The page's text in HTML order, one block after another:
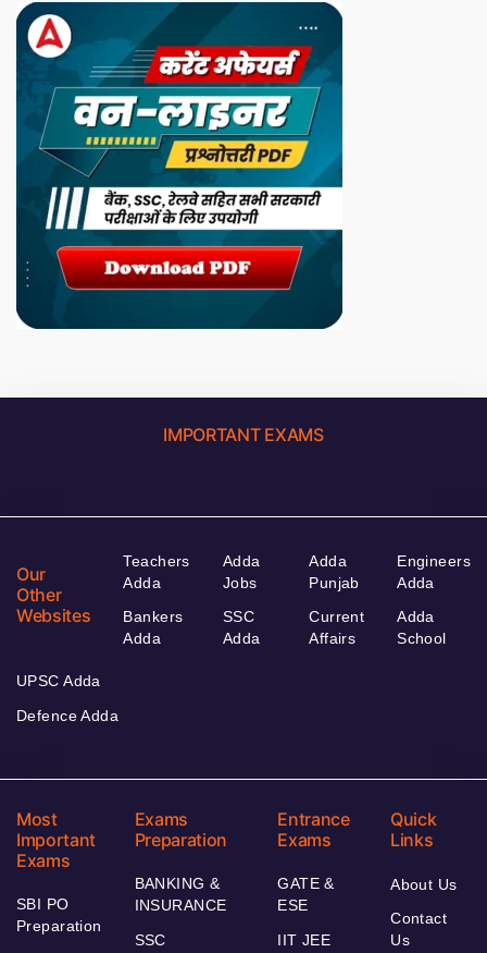
IMPORTANT EXAMS
Our
Other
Websites
Teachers
Adda
Bankers
Adda
Adda
Jobs
SSC
Adda
Adda
Punjab
Current
Affairs
Engineers
Adda
Adda
School
UPSC Adda
Defence Adda
Most
Important
Exams
SBI PO
Preparation
Exams
Preparation
BANKING &
INSURANCE
SSC
Entrance
Exams
GATE &
ESE
IIT JEE
Quick
Links
About Us
Contact
Us